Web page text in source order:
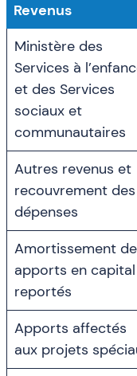
Revenus
Ministère des
Services à
et des Services
sociaux et
communautaires
Autres revenus et
recouvrement des
dépenses
Amortissement
apports en capital
reportés
Apports affectés
aux projets